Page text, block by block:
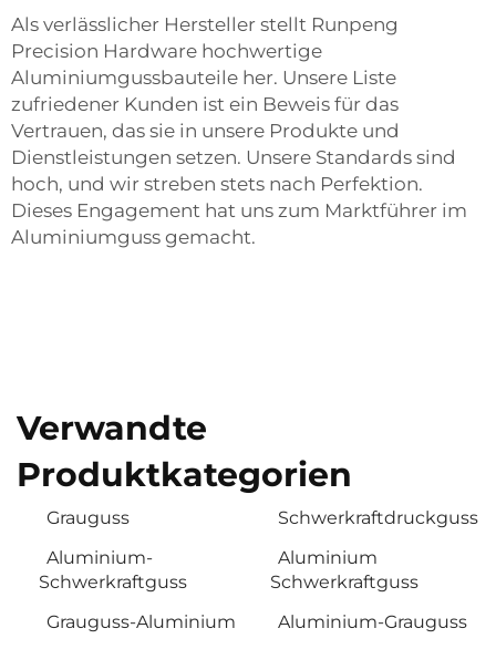
Als verlässlicher Hersteller stellt Runpeng
Precision Hardware hochwertige
Aluminiumgussbauteile her. Unsere Liste
zufriedener Kunden ist ein Beweis für das
Vertrauen, das sie in unsere Produkte und
Dienstleistungen setzen. Unsere Standards sind
hoch, und wir streben stets nach Perfektion.
Dieses Engagement hat uns zum Marktführer im
Aluminiumguss gemacht.
Verwandte
Produktkategorien
Grauguss
Schwerkraftdruckguss
Aluminium-
Schwerkraftguss
Aluminium
Schwerkraftguss
Grauguss-Aluminium
Aluminium-Grauguss